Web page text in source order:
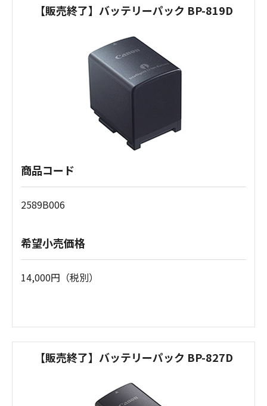
【販売終了】バッテリーパック BP-819D
商品コード
2589B006
希望小売価格
14,000円（税別）
【販売終了】バッテリーパック BP-827D